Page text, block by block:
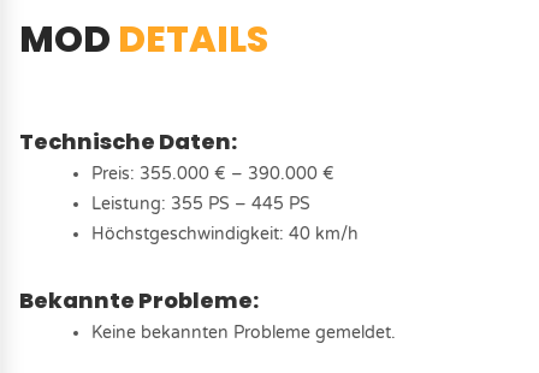
MOD DETAILS
Technische Daten:
Preis: 355.000 € – 390.000 €
Leistung: 355 PS – 445 PS
Höchstgeschwindigkeit: 40 km/h
Bekannte Probleme:
Keine bekannten Probleme gemeldet.